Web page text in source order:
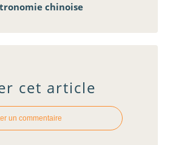
chinoise
cet article
un commentaire